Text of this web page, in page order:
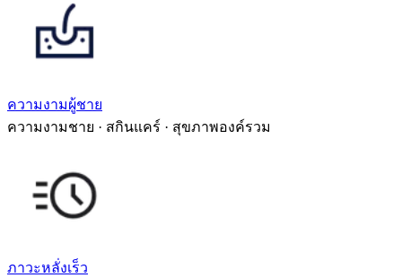
ความงามผู้ชาย
ความงามชาย · สกินแคร์ · สุขภาพองค์รวม
ภาวะหลั่งเร็ว